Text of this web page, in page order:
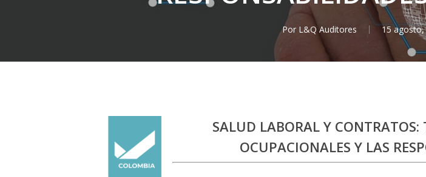
Por L&Q Auditores 15 agosto,
SALUD LABORAL Y CONTRATOS:
OCUPACIONALES Y LAS